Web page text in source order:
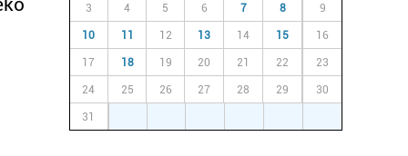
3 4 5 6 7 8 9
10 11 12 13 14 15 16
17 18 19 20 21 22 23
24 25 26 27 28 29 30
31